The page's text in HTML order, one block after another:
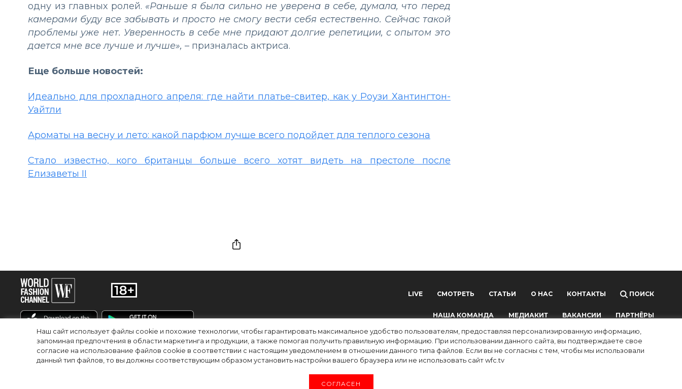
Наш сайт использует файлы cookie и похожие технологии, чтобы гарантировать максимальное удобство пользователям, предоставляя персонализированную информацию,
запоминая предпочтения в области маркетинга и продукции, а также помогая получить правильную информацию. При использовании данного сайта, вы подтверждаете свое
согласие на использование файлов cookie в соответствии с настоящим уведомлением в отношении данного типа файлов. Если вы не согласны с тем, чтобы мы использовали
данный тип файлов, то вы должны соответствующим образом установить настройки вашего браузера или не использовать сайт wfc.tv
СОГЛАСЕН
одну из главных ролей. «Раньше я была сильно не уверена в себе, думала, что перед
камерами буду все забывать и просто не смогу вести себя естественно. Сейчас такой
проблемы уже нет. Уверенность в себе мне придают долгие репетиции, с опытом это
дается мне все лучше и лучше», – призналась актриса.
Еще больше новостей:
Идеально для прохладного апреля: где найти платье-свитер, как у Роузи Хантингтон-
Уайтли
Ароматы на весну и лето: какой парфюм лучше всего подойдет для теплого сезона
Стало известно, кого британцы больше всего хотят видеть на престоле после
Елизаветы II
LIVE СМОТРЕТЬ СТАТЬИ О НАС КОНТАКТЫ ПОИСК
НАША КОМАНДА МЕДИАКИТ ВАКАНСИИ ПАРТНЁРЫ
EN
© 2025Сетевое издание «World Fashion Channel» (доменное имя сайта: wfc.tv) зарегистрировано Федеральной службой по надзору в сфере связи, информационных технологий и массовых коммуникаций (Роскомнадзор),
регистрационный номер и дата принятия решения о регистрации: серия Эл № ФС 77-83223 от 12 мая 2022 г. Главный редактор Григорьев В.О. Адрес электронной почты редакции: